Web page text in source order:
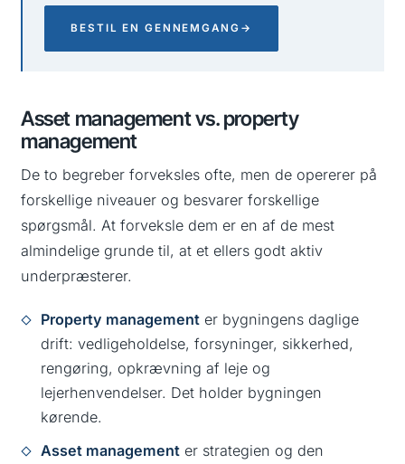
BESTIL EN GENNEMGANG →
Asset management vs. property
management
De to begreber forveksles ofte, men de opererer på
forskellige niveauer og besvarer forskellige
spørgsmål. At forveksle dem er en af de mest
almindelige grunde til, at et ellers godt aktiv
underpræsterer.
Property management er bygningens daglige
drift: vedligeholdelse, forsyninger, sikkerhed,
rengøring, opkrævning af leje og
lejerhenvendelser. Det holder bygningen
kørende.
Asset management er strategien og den